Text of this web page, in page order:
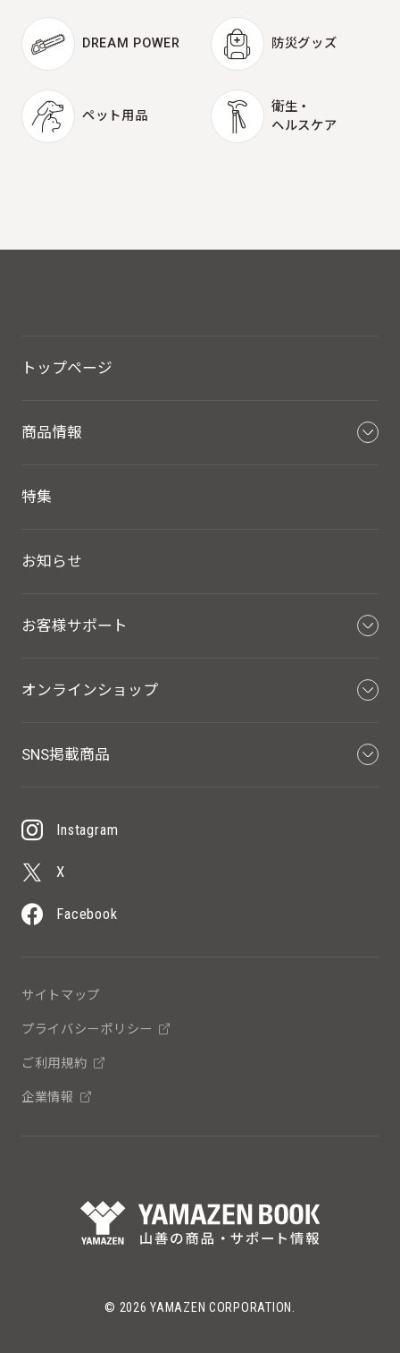
DREAM POWER
防災グッズ
ペット用品
衛生・
ヘルスケア
トップページ
商品情報
特集
お知らせ
お客様サポート
オンラインショップ
SNS掲載商品
Instagram
X
Facebook
サイトマップ
プライバシーポリシー
ご利用規約
企業情報
© 2026 YAMAZEN CORPORATION.